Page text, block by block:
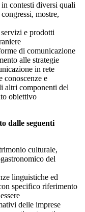
contesti diversi quali
mostre,
e prodotti
di comunicazione
alle strategie
in rete
conoscenze e
altri componenti del
obiettivo
dalle seguenti
culturale,
del
linguistiche ed
specifico riferimento
delle imprese